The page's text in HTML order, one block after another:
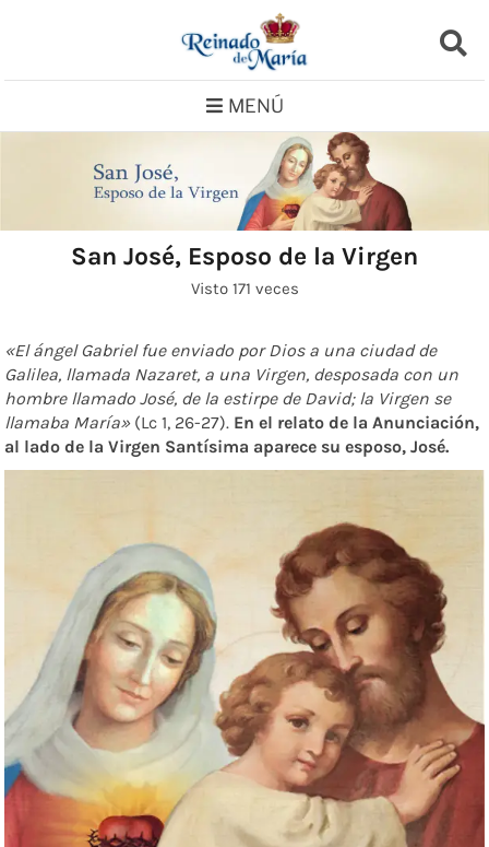
MENÚ
San José, Esposo de la Virgen
Visto 171 veces
«El ángel Gabriel fue enviado por Dios a una ciudad de
Galilea, llamada Nazaret, a una Virgen, desposada con un
hombre llamado José, de la estirpe de David; la Virgen se
llamaba María»(Lc 1, 26-27). En el relato de la Anunciación,
al lado de la Virgen Santísima aparece su esposo, José.